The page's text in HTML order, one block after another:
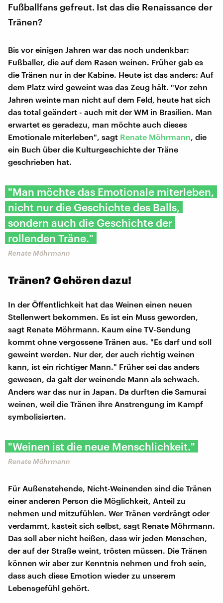
Fußballfans gefreut. Ist das die Renaissance der
Tränen?
Bis vor einigen Jahren war das noch undenkbar:
Fußballer, die auf dem Rasen weinen. Früher gab es
die Tränen nur in der Kabine. Heute ist das anders: Auf
dem Platz wird geweint was das Zeug hält. "Vor zehn
Jahren weinte man nicht auf dem Feld, heute hat sich
das total geändert - auch mit der WM in Brasilien. Man
erwartet es geradezu, man möchte auch dieses
Emotionale miterleben", sagt Renate Möhrmann , die
ein Buch über die Kulturgeschichte der Träne
geschrieben hat.
"Man möchte das Emotionale miterleben,
nicht nur die Geschichte des Balls,
sondern auch die Geschichte der
rollenden Träne."
Renate Möhrmann
Tränen? Gehören dazu!
In der Öffentlichkeit hat das Weinen einen neuen
Stellenwert bekommen. Es ist ein Muss geworden,
sagt Renate Möhrmann. Kaum eine TV-Sendung
kommt ohne vergossene Tränen aus. "Es darf und soll
geweint werden. Nur der, der auch richtig weinen
kann, ist ein richtiger Mann." Früher sei das anders
gewesen, da galt der weinende Mann als schwach.
Anders war das nur in Japan. Da durften die Samurai
weinen, weil die Tränen ihre Anstrengung im Kampf
symbolisierten.
"Weinen ist die neue Menschlichkeit."
Renate Möhrmann
Für Außenstehende, Nicht-Weinenden sind die Tränen
einer anderen Person die Möglichkeit, Anteil zu
nehmen und mitzufühlen. Wer Tränen verdrängt oder
verdammt, kasteit sich selbst, sagt Renate Möhrmann.
Das soll aber nicht heißen, dass wir jeden Menschen,
der auf der Straße weint, trösten müssen. Die Tränen
können wir aber zur Kenntnis nehmen und froh sein,
dass auch diese Emotion wieder zu unserem
Lebensgefühl gehört.